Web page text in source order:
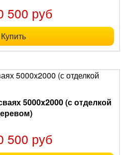
500 руб
Купить
5000x2000 (с отделкой
500 руб